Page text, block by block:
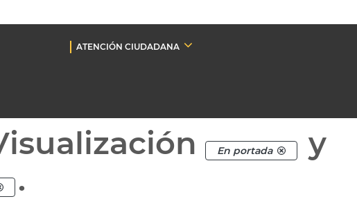
ATENCIÓN CIUDADANA
En portada
y
.